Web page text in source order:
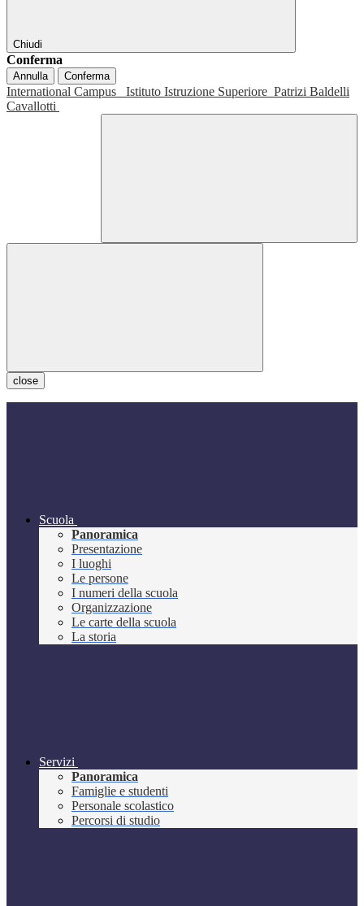
Chiudi
Conferma
Annulla Conferma
International Campus Istituto Istruzione Superiore Patrizi Baldelli
Cavallotti
close
Scuola
Panoramica
Presentazione
I luoghi
Le persone
I numeri della scuola
Organizzazione
Le carte della scuola
La storia
Servizi
Panoramica
Famiglie e studenti
Personale scolastico
Percorsi di studio